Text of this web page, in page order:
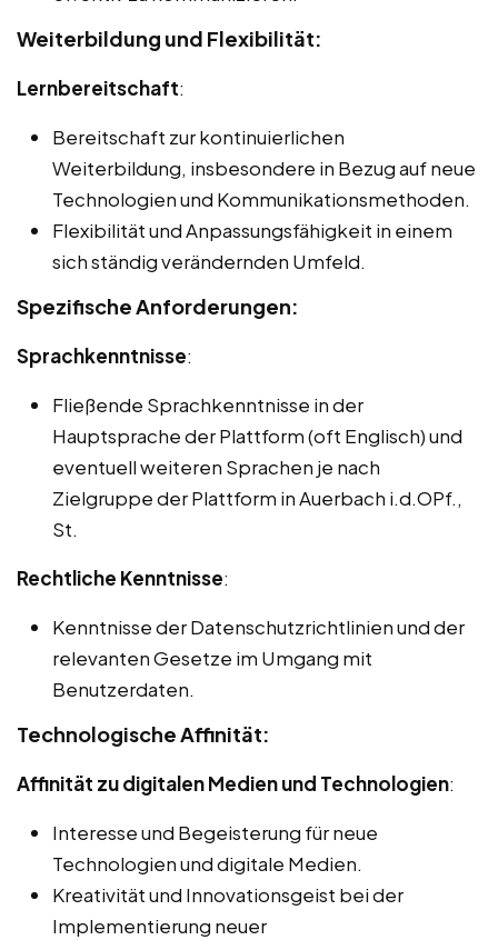
Weiterbildung und Flexibilität:
Lernbereitschaft:
Bereitschaft zur kontinuierlichen
Weiterbildung, insbesondere in Bezug auf neue
Technologien und Kommunikationsmethoden.
Flexibilität und Anpassungsfähigkeit in einem
sich ständig verändernden Umfeld.
Spezifische Anforderungen:
Sprachkenntnisse:
Fließende Sprachkenntnisse in der
Hauptsprache der Plattform (oft Englisch) und
eventuell weiteren Sprachen je nach
Zielgruppe der Plattform in Auerbach i.d.OPf.,
St.
Rechtliche Kenntnisse:
Kenntnisse der Datenschutzrichtlinien und der
relevanten Gesetze im Umgang mit
Benutzerdaten.
Technologische Affinität:
Affinität zu digitalen Medien und Technologien:
Interesse und Begeisterung für neue
Technologien und digitale Medien.
Kreativität und Innovationsgeist bei der
Implementierung neuer